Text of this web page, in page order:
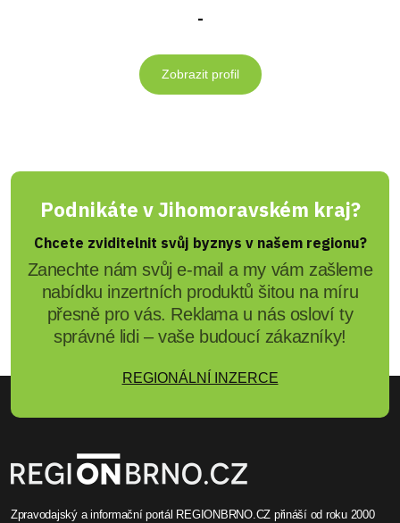
-
Zobrazit profil
Podnikáte v Jihomoravském kraj?
Chcete zviditelnit svůj byznys v našem regionu?
Zanechte nám svůj e-mail a my vám zašleme
nabídku inzertních produktů šitou na míru
přesně pro vás. Reklama u nás osloví ty
správné lidi – vaše budoucí zákazníky!
REGIONÁLNÍ INZERCE
Zpravodajský a informační portál REGIONBRNO.CZ přináší od roku 2000